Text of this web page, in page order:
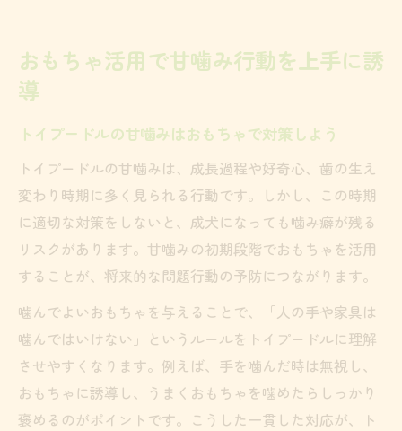
おもちゃ活用で甘噛み行動を上手に誘
導
トイプードルの甘噛みはおもちゃで対策しよう
トイプードルの甘噛みは、成長過程や好奇心、歯の生え
変わり時期に多く見られる行動です。しかし、この時期
に適切な対策をしないと、成犬になっても噛み癖が残る
リスクがあります。甘噛みの初期段階でおもちゃを活用
することが、将来的な問題行動の予防につながります。
噛んでよいおもちゃを与えることで、「人の手や家具は
噛んではいけない」というルールをトイプードルに理解
させやすくなります。例えば、手を噛んだ時は無視し、
おもちゃに誘導し、うまくおもちゃを噛めたらしっかり
褒めるのがポイントです。こうした一貫した対応が、ト